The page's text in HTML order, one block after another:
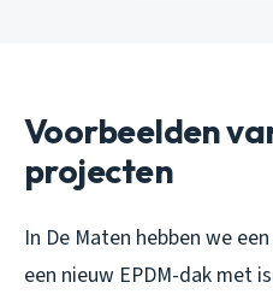
Voorbeelden
projecten
In De Maten hebben we
een nieuw EPDM-dak met